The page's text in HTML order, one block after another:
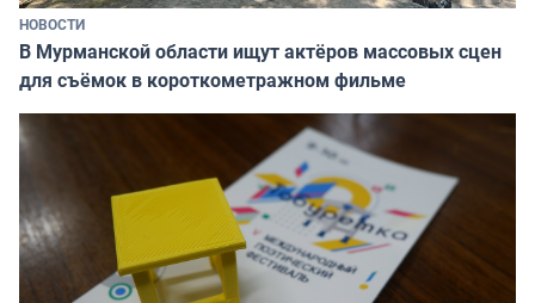
НОВОСТИ
В Мурманской области ищут актёров массовых сцен
для съёмок в короткометражном фильме